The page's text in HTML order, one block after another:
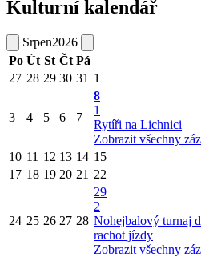
Kulturní kalendář
Srpen2026
Po Út St Čt Pá
27 28 29 30 31 1
3 4 5 6 7
8
1
Rytíři na Lichnici
Zobrazit všechny
10 11 12 13 14 15
17 18 19 20 21 22
24 25 26 27 28
29
2
Nohejbalový turnaj
rachot jízdy
Zobrazit všechny